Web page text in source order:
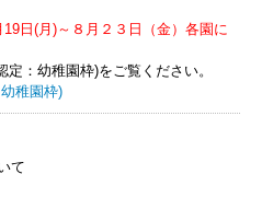
日(月)～８月２３日（金）各園に
：幼稚園枠)をご覧ください。
稚園枠)
て